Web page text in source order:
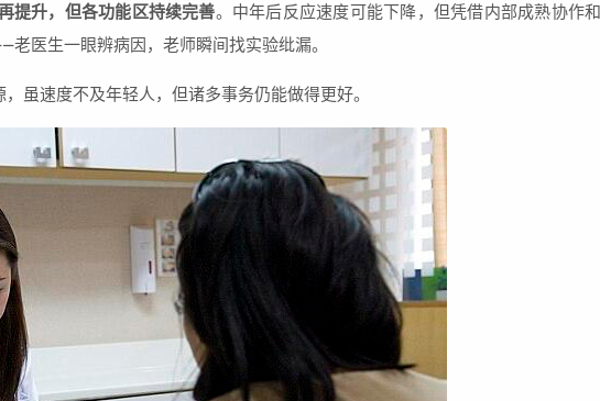
提升，但各功能区持续完善。中年后反应速度可能下降，但凭借内部成熟协作
医生一眼辨病因，老师瞬间找实验纰漏。
虽速度不及年轻人，但诸多事务仍能做得更好。